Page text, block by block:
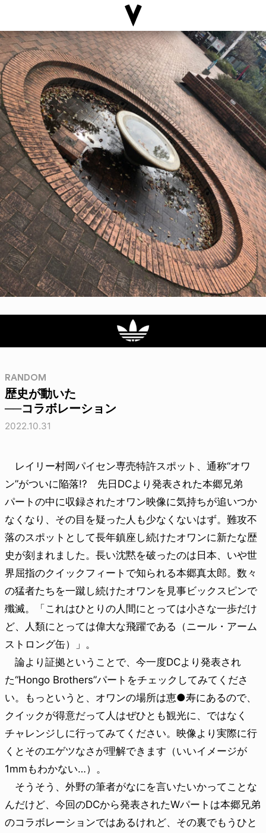
RANDOM
歴史が動いた
──コラボレーション
2022.10.31
レイリー村岡パイセン専売特許スポット、通称“オワ
ン”がついに陥落!? 先日DCより発表された本郷兄弟
パートの中に収録されたオワン映像に気持ちが追いつか
なくなり、その目を疑った人も少なくないはず。難攻不
落のスポットとして長年鎮座し続けたオワンに新たな歴
史が刻まれました。長い沈黙を破ったのは日本、いや世
界屈指のクイックフィートで知られる本郷真太郎。数々
の猛者たちを一蹴し続けたオワンを見事ビックスピンで
殲滅。「これはひとりの人間にとっては小さな一歩だけ
ど、人類にとっては偉大な飛躍である（ニール・アーム
ストロング缶）」。
論より証拠ということで、今一度DCより発表され
た“Hongo Brothers”パートをチェックしてみてくださ
い。もっというと、オワンの場所は恵●寿にあるので、
クイックが得意だって人はぜひとも観光に、ではなく
チャレンジしに行ってみてください。映像より実際に行
くとそのエゲツなさが理解できます（いいイメージが
1mmもわかない…）。
そうそう、外野の筆者がなにを言いたいかってことな
んだけど、今回のDCから発表されたWパートは本郷兄弟
のコラボレーションではあるけれど、その裏でもうひと